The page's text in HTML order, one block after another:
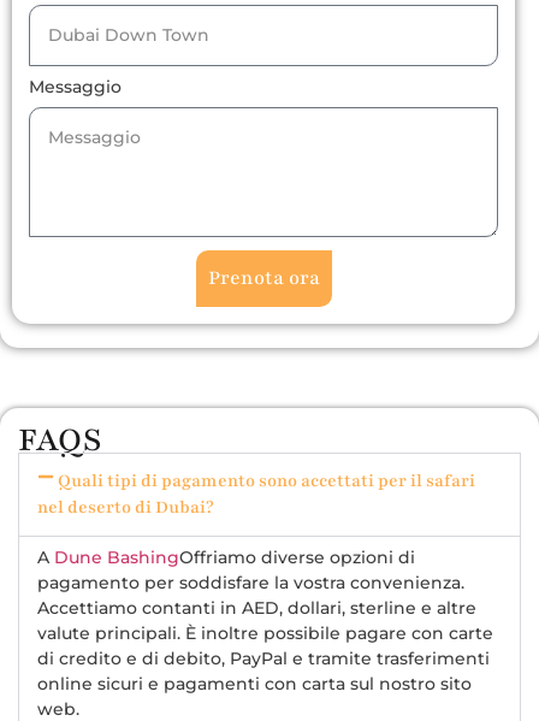
Messaggio
Prenota ora
FAQS
Quali tipi di pagamento sono accettati per il safari
nel deserto di Dubai?
A Dune BashingOffriamo diverse opzioni di
pagamento per soddisfare la vostra convenienza.
Accettiamo contanti in AED, dollari, sterline e altre
valute principali. È inoltre possibile pagare con carte
di credito e di debito, PayPal e tramite trasferimenti
online sicuri e pagamenti con carta sul nostro sito
web.